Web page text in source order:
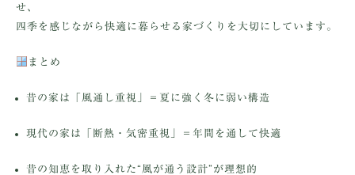
せ、
四季を感じながら快適に暮らせる家づくりを大切にしています。
まとめ
昔の家は「風通し重視」＝夏に強く冬に弱い構造
現代の家は「断熱・気密重視」＝年間を通して快適
昔の知恵を取り入れた“風が通う設計”が理想的